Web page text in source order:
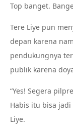
Top banget.
Tere Liye pun
depan karena
pendukungnya
publik karena
“Yes! Segera
Habis itu bisa jadi
Liye.